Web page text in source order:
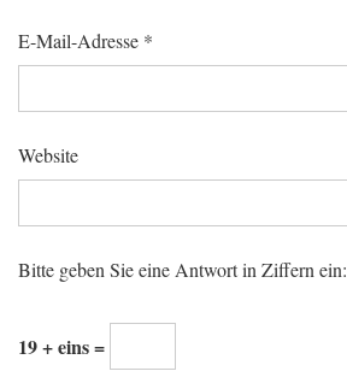
E-Mail-Adresse *
Website
Bitte geben Sie eine Antwort in Ziffern ein:
19 + eins =